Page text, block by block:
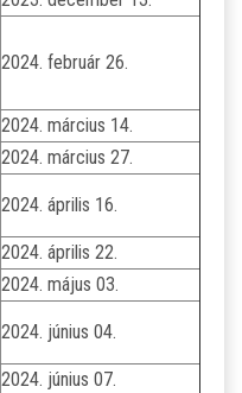
2024. február 26.
2024. március 14.
2024. március 27.
2024. április 16.
2024. április 22.
2024. május 03.
2024. június 04.
2024. június 07.